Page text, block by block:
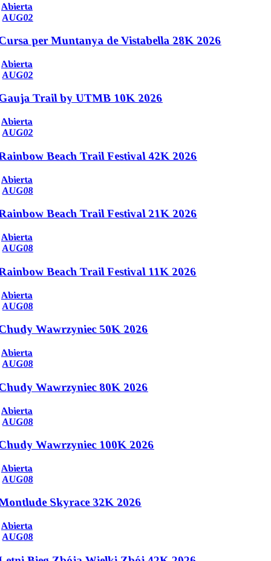
Abierta
AUG02
per Muntanya de Vistabella 28K 2026
Abierta
AUG02
Trail by UTMB 10K 2026
Abierta
AUG02
Beach Trail Festival 42K 2026
Abierta
AUG08
Beach Trail Festival 21K 2026
Abierta
AUG08
Beach Trail Festival 11K 2026
Abierta
AUG08
Wawrzyniec 50K 2026
Abierta
AUG08
Wawrzyniec 80K 2026
Abierta
AUG08
Wawrzyniec 100K 2026
Abierta
AUG08
Skyrace 32K 2026
Abierta
AUG08